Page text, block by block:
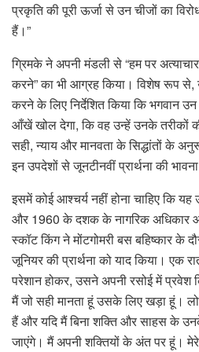
प्रकृति की पूरी ऊर्जा से उन चीजों का
हैं।”
ग्रिमके ने अपनी मंडली से “हम पर
करने” का भी आग्रह किया। विशेष रूप से,
करने के लिए निर्देशित किया कि भगवान
आँखें खोल देगा, कि वह उन्हें उनके तरीकों
सही, न्याय और मानवता के सिद्धांतों के
इन उपदेशों से जूनटीनवीं प्रार्थना की
इसमें कोई आश्चर्य नहीं होना चाहिए कि यह
और 1960 के दशक के नागरिक अधिकार
स्कॉट किंग ने मोंटगोमरी बस बहिष्कार के
जूनियर की प्रार्थना को याद किया। एक
परेशान होकर, उसने अपनी रसोई में प्रवेश
मैं जो सही मानता हूं उसके लिए खड़ा हूं।
हैं और यदि मैं बिना शक्ति और साहस के
जाएंगे। मैं अपनी शक्तियों के अंत पर हूं।